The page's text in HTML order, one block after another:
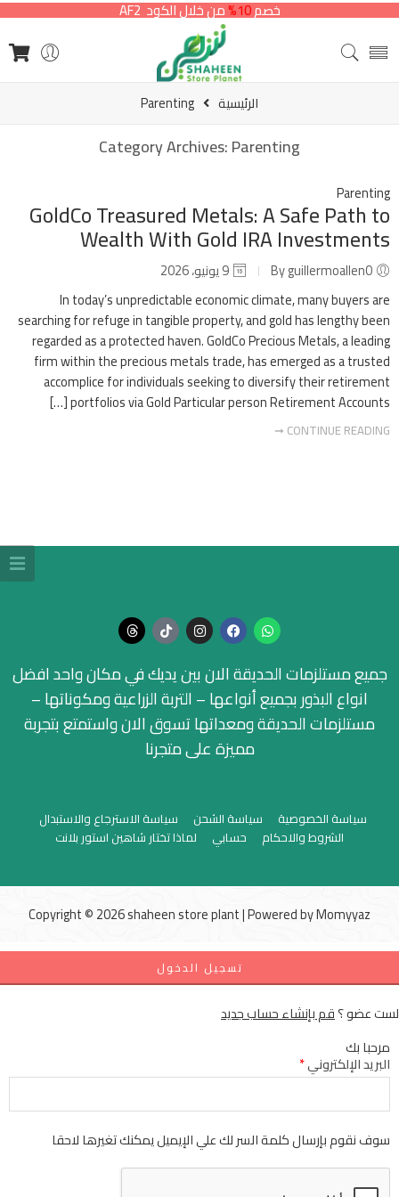
خصم10% من خلال الكود AF2
الرئيسية Parenting
Category Archives:Parenting
Parenting
GoldCo Treasured Metals: A Safe Path to
Wealth With Gold IRA Investments
In today’s unpredictable economic climate, many buyers are
searching for refuge in tangible property, and gold has lengthy been
regarded as a protected haven. GoldCo Precious Metals, a leading
firm within the precious metals trade, has emerged as a trusted
accomplice for individuals seeking to diversify their retirement
portfolios via Gold Particular person Retirement Accounts […]
CONTINUE READING ➞
جميع مستلزمات الحديقة الان بين يديك في مكان واحد افضل
انواع البذور بجميع أنواعها – التربة الزراعية ومكوناتها –
مستلزمات الحديقة ومعداتها تسوق الان واستمتع بتجربة
مميزة على متجرنا
سياسة الخصوصية سياسة الشحن
سياسة الاسترجاع والاستبدال
الشروط والاحكام
حسابي لماذا تختار شاهين استور بلانت
Copyright © 2026 shaheen store plant | Powered byMomyyaz
تسجيل الدخول
لست عضو ؟قم بإنشاء حساب جديد
مرحبا بك
البريد الإلكتروني*
سوف نقوم بإرسال كلمة السر لك علي الإيميل يمكنك تغيرها لاحقا